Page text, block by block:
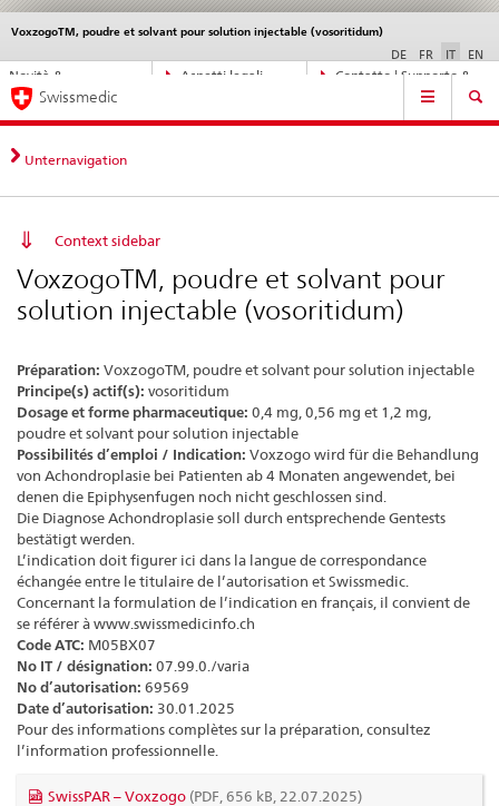
Navigazione
diretta:
novità,
legali,
Novità &
Aspetti legali,
Contatto | Supporto &
VoxzogoTM, poudre et solvant pour solution injectable (vosoritidum)
DE FR IT EN
Service
Navigation
Swissmedic
Unternavigation
Context sidebar
VoxzogoTM, poudre et solvant pour
solution injectable (vosoritidum)
Préparation: VoxzogoTM, poudre et solvant pour solution injectable
Principe(s) actif(s): vosoritidum
Dosage et forme pharmaceutique: 0,4 mg, 0,56 mg et 1,2 mg,
poudre et solvant pour solution injectable
Possibilités d’emploi / Indication: Voxzogo wird für die Behandlung
von Achondroplasie bei Patienten ab 4 Monaten angewendet, bei
denen die Epiphysenfugen noch nicht geschlossen sind.
Die Diagnose Achondroplasie soll durch entsprechende Gentests
bestätigt werden.
L’indication doit figurer ici dans la langue de correspondance
échangée entre le titulaire de l’autorisation et Swissmedic.
Concernant la formulation de l’indication en français, il convient de
se référer à www.swissmedicinfo.ch
Code ATC: M05BX07
No IT / désignation: 07.99.0./varia
No d’autorisation: 69569
Date d’autorisation: 30.01.2025
Pour des informations complètes sur la préparation, consultez
l’information professionnelle.
SwissPAR – Voxzogo (PDF, 656 kB, 22.07.2025)